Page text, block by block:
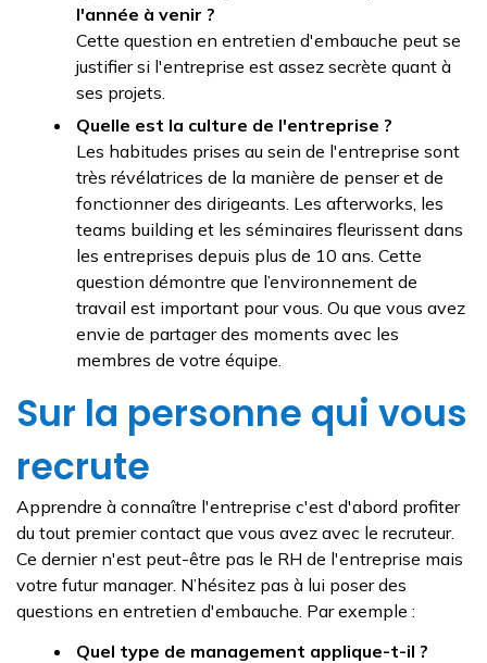
l'année à venir ?
Cette question en entretien d'embauche peut se
justifier si l'entreprise est assez secrète quant à
ses projets.
Quelle est la culture de l'entreprise ?
Les habitudes prises au sein de l'entreprise sont
très révélatrices de la manière de penser et de
fonctionner des dirigeants. Les afterworks, les
teams building et les séminaires fleurissent dans
les entreprises depuis plus de 10 ans. Cette
question démontre que l’environnement de
travail est important pour vous. Ou que vous avez
envie de partager des moments avec les
membres de votre équipe.
Sur la personne qui vous
recrute
Apprendre à connaître l'entreprise c'est d'abord profiter
du tout premier contact que vous avez avec le recruteur.
Ce dernier n'est peut-être pas le RH de l'entreprise mais
votre futur manager. N’hésitez pas à lui poser des
questions en entretien d'embauche. Par exemple :
Quel type de management applique-t-il ?